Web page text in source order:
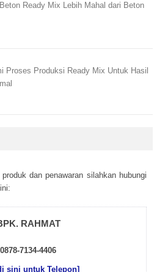
Ready Mix Lebih Mahal dari Beton
Proses Produksi Ready Mix Untuk Hasil
dаn реnаwаrаn sіlаhkаn hubungі
RAHMAT
0878-7134-4406
sini untuk Telepon]